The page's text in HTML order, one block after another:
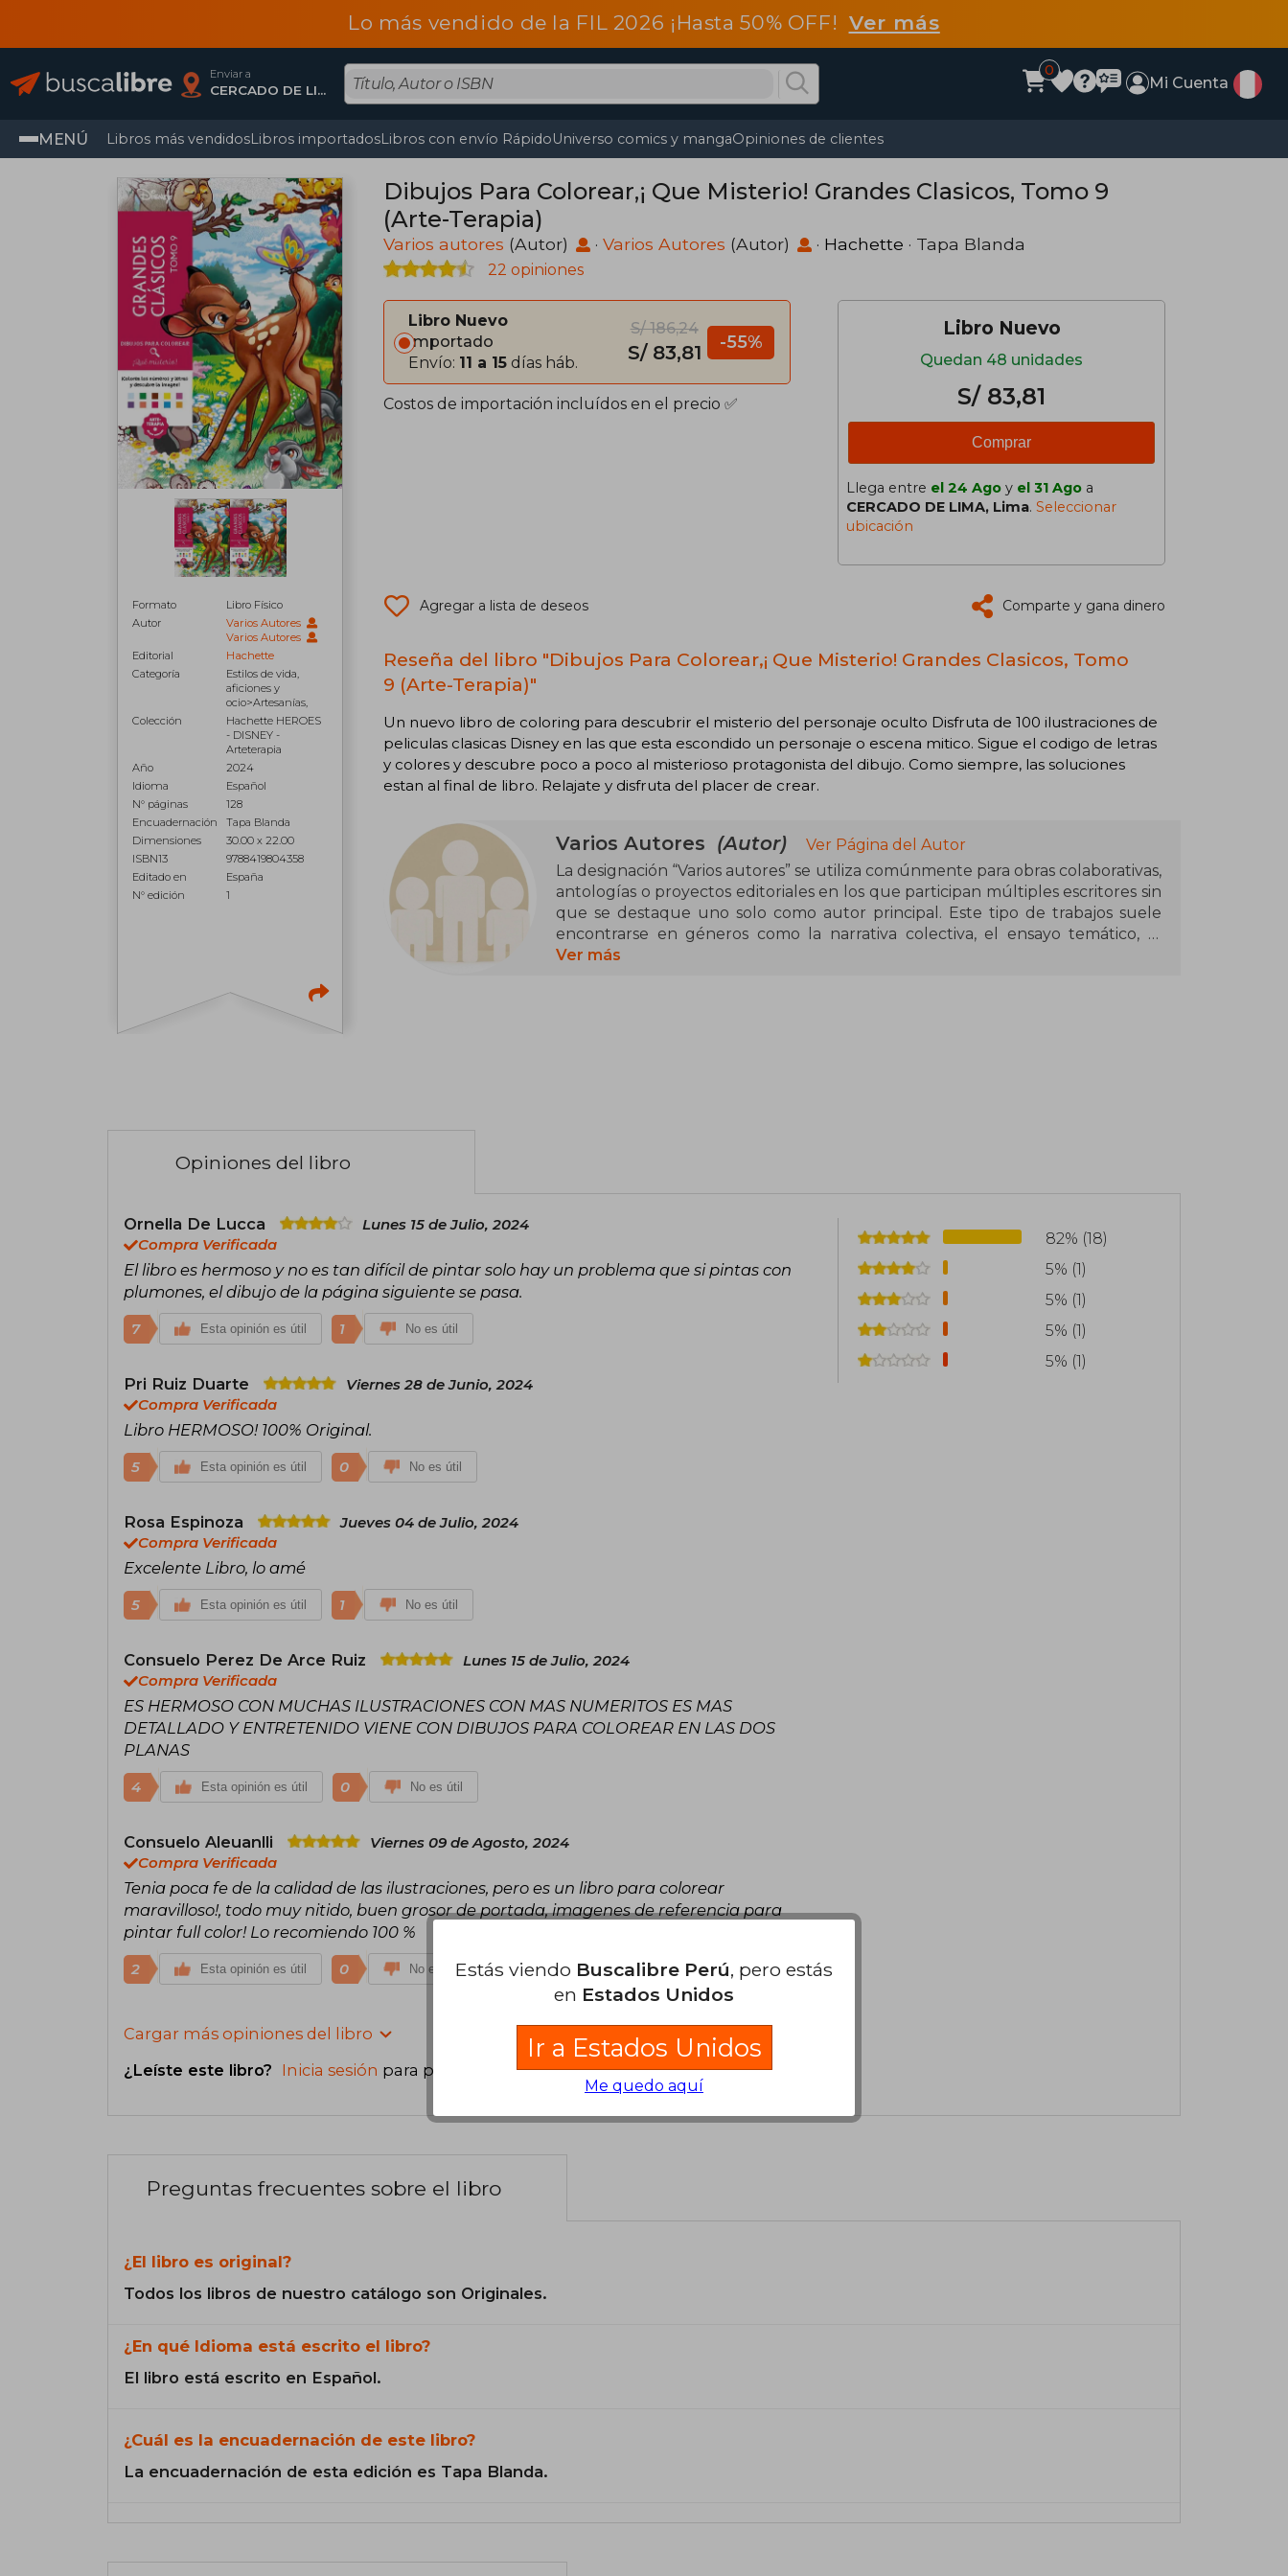
Lo más vendido de la FIL 2026 ¡Hasta 50% OFF! Ver más
Enviar a
CERCADO DE LIMA, Lima
0
Mi Cuenta
MENÚ Libros más vendidosLibros importadosLibros con envío RápidoUniverso comics y mangaOpiniones de clientes
Formato
Libro Físico
Autor
Varios Autores
Varios Autores
Editorial
Hachette
Categoría
Estilos de vida,
aficiones y
ocio>Artesanías,
Colección
Hachette HEROES
- DISNEY -
Arteterapia
Año
2024
Idioma
Español
N° páginas
128
Encuadernación
Tapa Blanda
Dimensiones
30.00 x 22.00
ISBN13
9788419804358
Editado en
España
N° edición
1
Dibujos Para Colorear,¡ Que Misterio! Grandes Clasicos, Tomo 9
(Arte-Terapia)
Varios autores (Autor) · Varios Autores (Autor) · Hachette · Tapa Blanda
22 opiniones
Libro Nuevo
Importado
Envío: 11 a 15 días háb.
S/ 186,24
S/ 83,81 -55%
Costos de importación incluídos en el precio ✅
Libro Nuevo
Quedan 48 unidades
S/ 83,81
Comprar
Llega entre el 24 Ago y el 31 Ago a
CERCADO DE LIMA, Lima. Seleccionar
ubicación
Agregar a lista de deseos Comparte y gana dinero
Reseña del libro "Dibujos Para Colorear,¡ Que Misterio! Grandes Clasicos, Tomo
9 (Arte-Terapia)"
Un nuevo libro de coloring para descubrir el misterio del personaje oculto Disfruta de 100 ilustraciones de
peliculas clasicas Disney en las que esta escondido un personaje o escena mitico. Sigue el codigo de letras
y colores y descubre poco a poco al misterioso protagonista del dibujo. Como siempre, las soluciones
estan al final de libro. Relajate y disfruta del placer de crear.
Varios Autores (Autor)
Ver Página del Autor
La designación “Varios autores” se utiliza comúnmente para obras colaborativas,
antologías o proyectos editoriales en los que participan múltiples escritores sin
que se destaque uno solo como autor principal. Este tipo de trabajos suele
encontrarse en géneros como la narrativa colectiva, el ensayo temático, la
investigación académica y, especialmente, en manuales o recopilaciones
Ver más
Opiniones del libro
Ornella De Lucca
Lunes 15 de Julio, 2024
Compra Verificada
El libro es hermoso y no es tan difícil de pintar solo hay un problema que si pintas con
plumones, el dibujo de la página siguiente se pasa.
7 Esta opinión es útil 1 No es útil
Pri Ruiz Duarte
Viernes 28 de Junio, 2024
Compra Verificada
Libro HERMOSO! 100% Original.
5 Esta opinión es útil 0 No es útil
Rosa Espinoza
Jueves 04 de Julio, 2024
Compra Verificada
Excelente Libro, lo amé
5 Esta opinión es útil 1 No es útil
Consuelo Perez De Arce Ruiz
Lunes 15 de Julio, 2024
Compra Verificada
ES HERMOSO CON MUCHAS ILUSTRACIONES CON MAS NUMERITOS ES MAS
DETALLADO Y ENTRETENIDO VIENE CON DIBUJOS PARA COLOREAR EN LAS DOS
PLANAS
4 Esta opinión es útil 0 No es útil
Consuelo Aleuanlli
Viernes 09 de Agosto, 2024
Compra Verificada
Tenia poca fe de la calidad de las ilustraciones, pero es un libro para colorear
maravilloso!, todo muy nitido, buen grosor de portada, imagenes de referencia para
pintar full color! Lo recomiendo 100 %
2 Esta opinión es útil 0 No es útil
Cargar más opiniones del libro
¿Leíste este libro? Inicia sesión para poder agregar tu propia evaluación.
82% (18)
5% (1)
5% (1)
5% (1)
5% (1)
Preguntas frecuentes sobre el libro
¿El libro es original?
Todos los libros de nuestro catálogo son Originales.
¿En qué Idioma está escrito el libro?
El libro está escrito en Español.
¿Cuál es la encuadernación de este libro?
La encuadernación de esta edición es Tapa Blanda.
Estás viendo Buscalibre Perú, pero estás
en Estados Unidos
Ir a Estados Unidos
Me quedo aquí